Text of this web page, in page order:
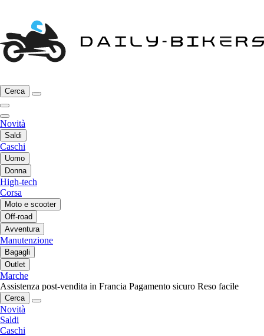
Cerca
Novità
Saldi
Caschi
Uomo
Donna
High-tech
Corsa
Moto e scooter
Off-road
Avventura
Manutenzione
Bagagli
Outlet
Marche
Assistenza post-vendita in Francia Pagamento sicuro Reso facile
Cerca
Novità
Saldi
Caschi